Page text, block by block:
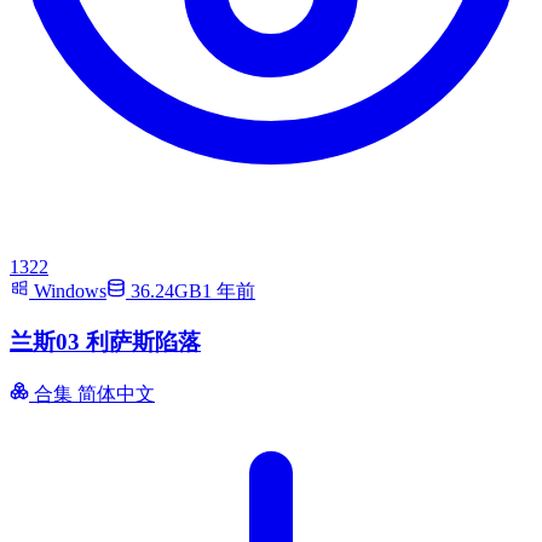
1322
Windows
36.24GB1 年前
兰斯03 利萨斯陷落
合集 简体中文